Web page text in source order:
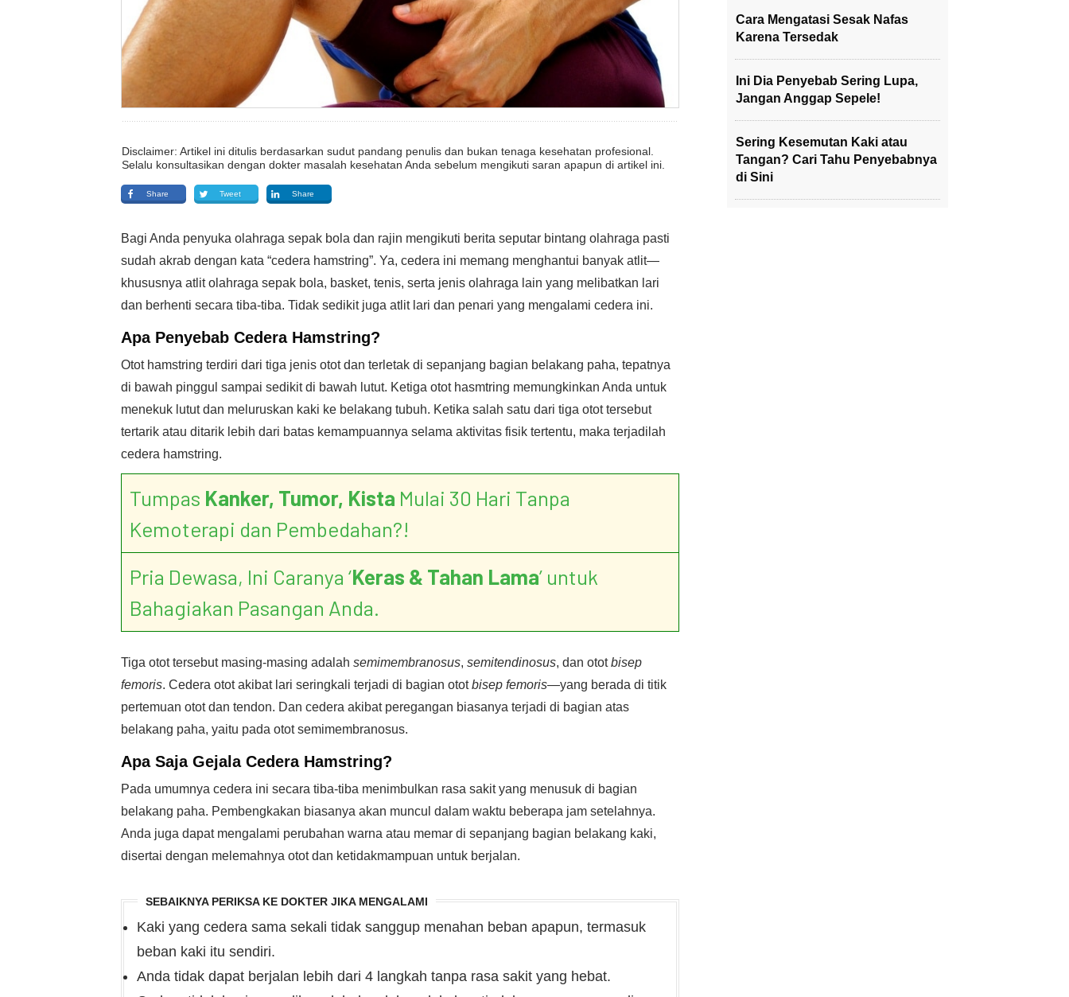
Disclaimer: Artikel ini ditulis berdasarkan sudut pandang penulis dan bukan tenaga kesehatan profesional.
Selalu konsultasikan dengan dokter masalah kesehatan Anda sebelum mengikuti saran apapun di artikel ini.
Share Tweet Share
Bagi Anda penyuka olahraga sepak bola dan rajin mengikuti berita seputar bintang olahraga pasti
sudah akrab dengan kata “cedera hamstring”. Ya, cedera ini memang menghantui banyak atlit—
khususnya atlit olahraga sepak bola, basket, tenis, serta jenis olahraga lain yang melibatkan lari
dan berhenti secara tiba-tiba. Tidak sedikit juga atlit lari dan penari yang mengalami cedera ini.
Apa Penyebab Cedera Hamstring?
Otot hamstring terdiri dari tiga jenis otot dan terletak di sepanjang bagian belakang paha, tepatnya
di bawah pinggul sampai sedikit di bawah lutut. Ketiga otot hasmtring memungkinkan Anda untuk
menekuk lutut dan meluruskan kaki ke belakang tubuh. Ketika salah satu dari tiga otot tersebut
tertarik atau ditarik lebih dari batas kemampuannya selama aktivitas fisik tertentu, maka terjadilah
cedera hamstring.
Tumpas Kanker, Tumor, Kista Mulai 30 Hari Tanpa
Kemoterapi dan Pembedahan?!
Pria Dewasa, Ini Caranya ‘Keras & Tahan Lama’ untuk
Bahagiakan Pasangan Anda.
Tiga otot tersebut masing-masing adalah semimembranosus, semitendinosus, dan ototbisep
femoris. Cedera otot akibat lari seringkali terjadi di bagian ototbisep femoris—yang berada di titik
pertemuan otot dan tendon. Dan cedera akibat peregangan biasanya terjadi di bagian atas
belakang paha, yaitu pada otot semimembranosus.
Apa Saja Gejala Cedera Hamstring?
Pada umumnya cedera ini secara tiba-tiba menimbulkan rasa sakit yang menusuk di bagian
belakang paha. Pembengkakan biasanya akan muncul dalam waktu beberapa jam setelahnya.
Anda juga dapat mengalami perubahan warna atau memar di sepanjang bagian belakang kaki,
disertai dengan melemahnya otot dan ketidakmampuan untuk berjalan.
SEBAIKNYA PERIKSA KE DOKTER JIKA MENGALAMI
Kaki yang cedera sama sekali tidak sanggup menahan beban apapun, termasuk
beban kaki itu sendiri.
Anda tidak dapat berjalan lebih dari 4 langkah tanpa rasa sakit yang hebat.
Cara Mengatasi Sesak Nafas
Karena Tersedak
Ini Dia Penyebab Sering Lupa,
Jangan Anggap Sepele!
Sering Kesemutan Kaki atau
Tangan? Cari Tahu Penyebabnya
di Sini